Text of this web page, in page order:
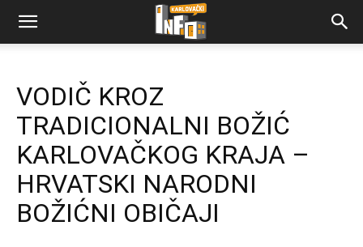
VODIČ KROZ
TRADICIONALNI BOŽIĆ
KARLOVAČKOG KRAJA –
HRVATSKI NARODNI
BOŽIĆNI OBIČAJI